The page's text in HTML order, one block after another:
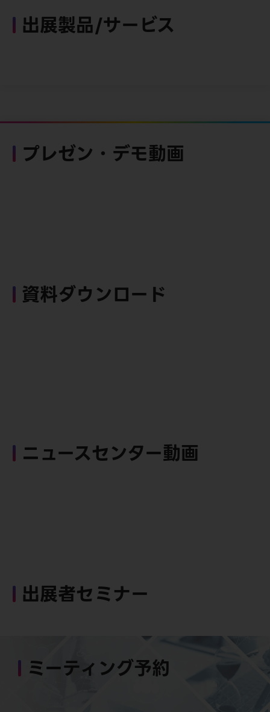
出展製品/サービス
プレゼン・デモ動画
資料ダウンロード
ニュースセンター動画
出展者セミナー
ミーティング予約